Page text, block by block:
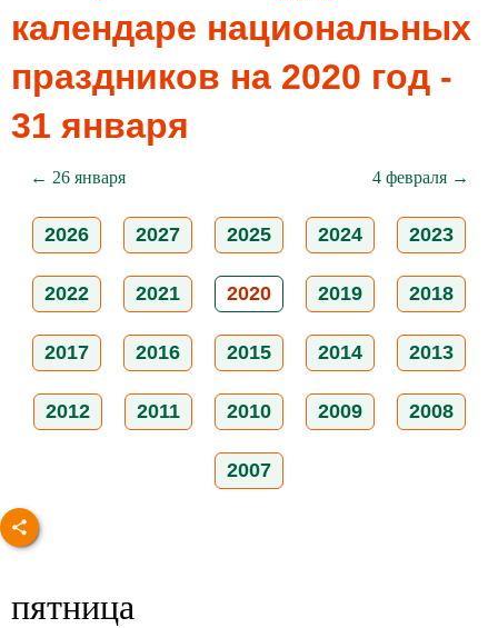
календаре национальных
праздников на 2020 год -
31 января
← 26 января 4 февраля →
2026 2027 2025 2024 2023
2022 2021 2020 2019 2018
2017 2016 2015 2014 2013
2012 2011 2010 2009 2008
2007
пятница